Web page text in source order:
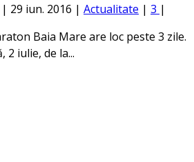
| 29 iun. 2016 | Actualitate | 3 |
Baia Mare are loc peste 3 zile.
2 iulie, de la...